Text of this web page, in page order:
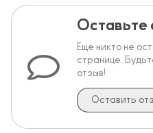
Оставьте
Еще никто не
странице.
отзыв!
Оставить